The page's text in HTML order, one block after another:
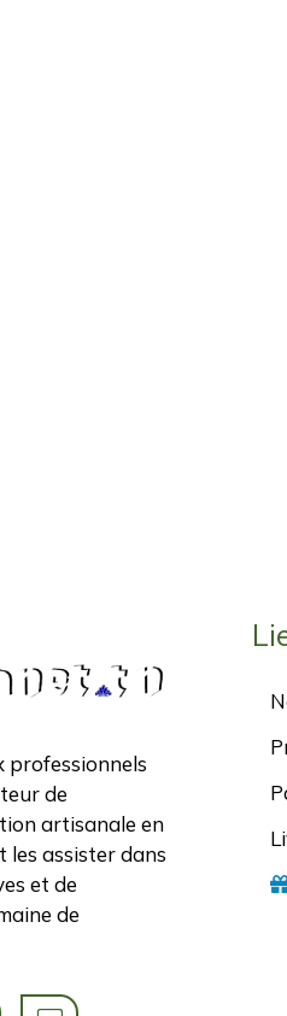
professionnels
de
artisanale en
les assister dans
et de
de